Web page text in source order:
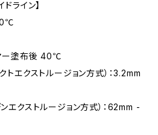
ライン】
ー塗布後 40℃
トエクストルージョン方式）：3.2mm
エクストルージョン方式）：62mm -